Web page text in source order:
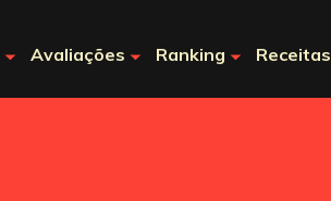
Avaliações Ranking Receitas